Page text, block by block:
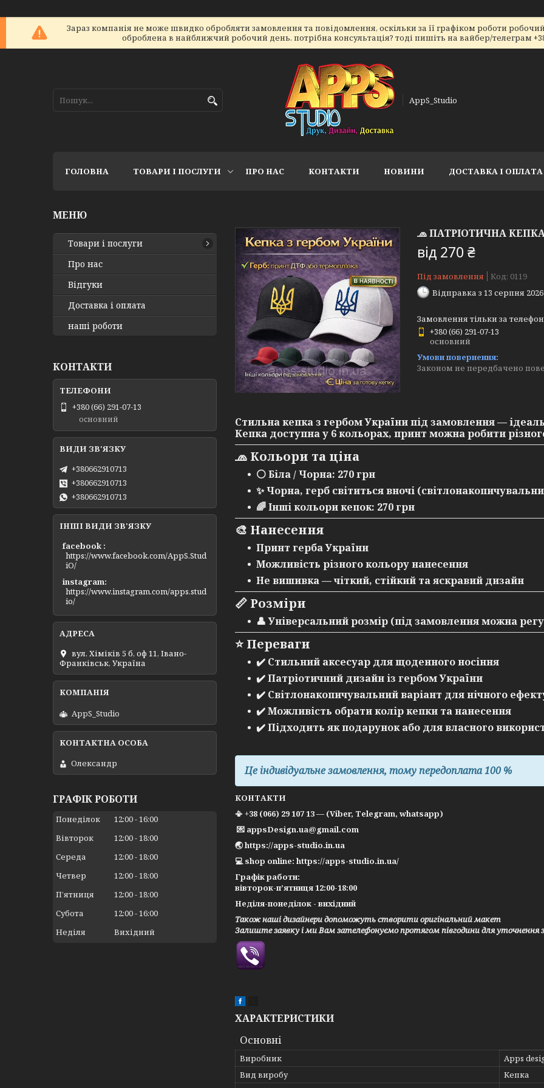
Зараз компанія не може швидко обробляти замовлення та повідомлення, оскільки за її графіком роботи
оброблена в найближчий робочий день. потрібна консультація? тоді пишіть на вайбер/телеграм
AppS_Studio
ГОЛОВНА ТОВАРИ І ПОСЛУГИ ПРО НАС КОНТАКТИ НОВИНИ ДОСТАВКА І ОПЛАТА
🧢 ПАТРІОТИЧНА
від 270 ₴
Під замовлення Код: 0119
Відправка з 13 серпня 2026
Замовлення тільки за
+380 (66) 291-07-13
основний
Законом не передбачено
Стильнакепка з гербом Українипід замовлення —
Кепка доступна у 6 кольорах, принт можна робити
🧢 Кольори та ціна
⚪Біла / Чорна: 270 грн
✨Чорна, герб світиться вночі
🌈Інші кольори кепок: 270 грн
🎨 Нанесення
Принт герба України
Можливість різного кольору нанесення
Не вишивка — чіткий, стійкий та яскравий дизайн
📏 Розміри
👤 Універсальний розмір (під замовлення можна
⭐Переваги
✔️ Стильний аксесуар для щоденного носіння
✔️ Патріотичний дизайн із гербом України
✔️ Світлонакопичувальний варіант для нічного
✔️ Можливість обрати колір кепки та нанесення
✔️ Підходить як подарунок або для власного
Це індивідуальне замовлення, тому передоплата 100 %
КОНТАКТИ
📳 +38 (066) 29 107 13 — (Viber, Telegram, whatsapp)
💌 appsDesign.ua@gmail.com
🌏 https://apps-studio.in.ua
💻 shop online: https://apps-studio.in.ua/
Графік работи:
вівторок-п’ятниця 12:00-18:00
Неділя-понеділок - вихідний
Також наші дизайнери допоможуть створити оригінальний макет
Залиште заявку і ми Вам зателефонуємо протягом півгодини для уточнення
ХАРАКТЕРИСТИКИ
Основні
Виробник
Apps
Вид виробу
Кепка
Товари і послуги
Про нас
Відгуки
Доставка і оплата
наші роботи
КОНТАКТИ
+380 (66) 291-07-13
основний
+380662910713
+380662910713
+380662910713
ІНШІ ВИДИ ЗВ'ЯЗКУ
facebook
https://www.facebook.com/AppS.Stud
iO/
instagram
https://www.instagram.com/apps.stud
io/
вул. Хіміків 5 б, оф 11, Івано-
Франківськ, Україна
AppS_Studio
Олександр
ГРАФІК РОБОТИ
Понеділок 12:00 16:00
Вівторок
12:00 18:00
Середа
12:00 18:00
Четвер
12:00 18:00
Пʼятниця
12:00 18:00
Субота
12:00 16:00
Неділя
Вихідний